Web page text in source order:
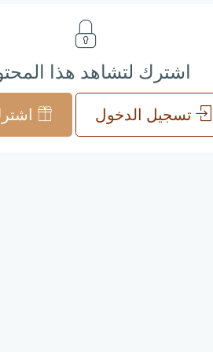
اشترك لتشاهد هذا
تسجيل الدخول